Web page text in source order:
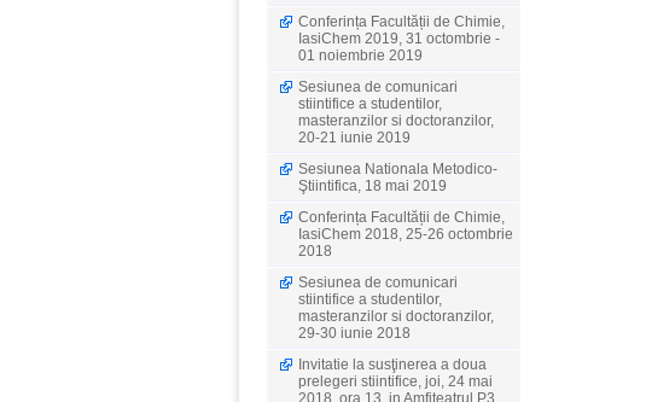
Conferința Facultății de Chimie,
IasiChem 2019, 31 octombrie -
01 noiembrie 2019
Sesiunea de comunicari
stiintifice a studentilor,
masteranzilor si doctoranzilor,
20-21 iunie 2019
Sesiunea Nationala Metodico-
Ştiintifica, 18 mai 2019
Conferința Facultății de Chimie,
IasiChem 2018, 25-26 octombrie
2018
Sesiunea de comunicari
stiintifice a studentilor,
masteranzilor si doctoranzilor,
29-30 iunie 2018
Invitatie la susţinerea a doua
prelegeri stiintifice, joi, 24 mai
2018, ora 13, in Amfiteatrul P3